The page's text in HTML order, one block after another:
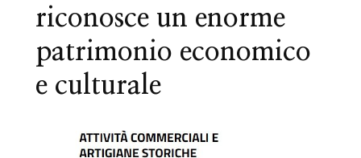
riconosce un enorme
patrimonio economico
e culturale